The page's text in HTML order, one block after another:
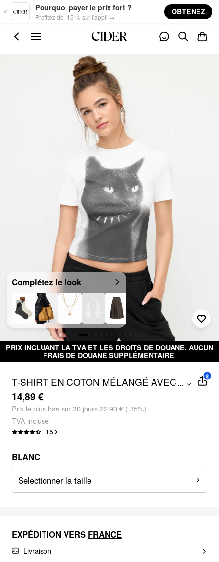
Skip to main content
Pourquoi payer le prix fort ?
Profitez de -15 % sur l'appli →
OBTENEZ
Complétez le look
LA TVA ET LES DROITS DE DOUANE. AUCUN
DE DOUANE SUPPLÉMENTAIRE.
T-SHIRT EN COTON MÉLANGÉ AVEC
MOTIF DE CHAT, COL ROND ET
MANCHES COURTES
...
14,89 €
Prix ​​le plus bas sur 30 jours 22,90 € (-35%)
TVA incluse
15
$
BLANC
Selectionner la taille
EXPÉDITION VERS FRANCE
Livraison